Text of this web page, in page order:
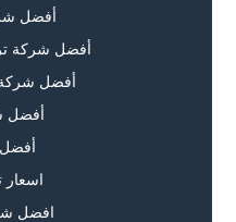
أفضل
أفضل شركة
أفضل شركة
أفضل
اسعار
افضل